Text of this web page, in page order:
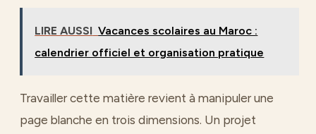
LIRE AUSSI Vacances scolaires au Maroc :
calendrier officiel et organisation pratique
Travailler cette matière revient à manipuler une
page blanche en trois dimensions. Un projet